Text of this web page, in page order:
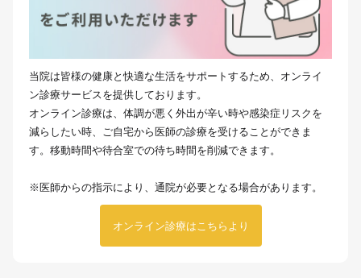
当院は皆様の健康と快適な生活をサポートするため、オンライ
ン診療サービスを提供しております。
オンライン診療は、体調が悪く外出が辛い時や感染症リスクを
減らしたい時、ご自宅から医師の診療を受けることができま
す。移動時間や待合室での待ち時間を削減できます。
※医師からの指示により、通院が必要となる場合があります。
オンライン診療はこちらより